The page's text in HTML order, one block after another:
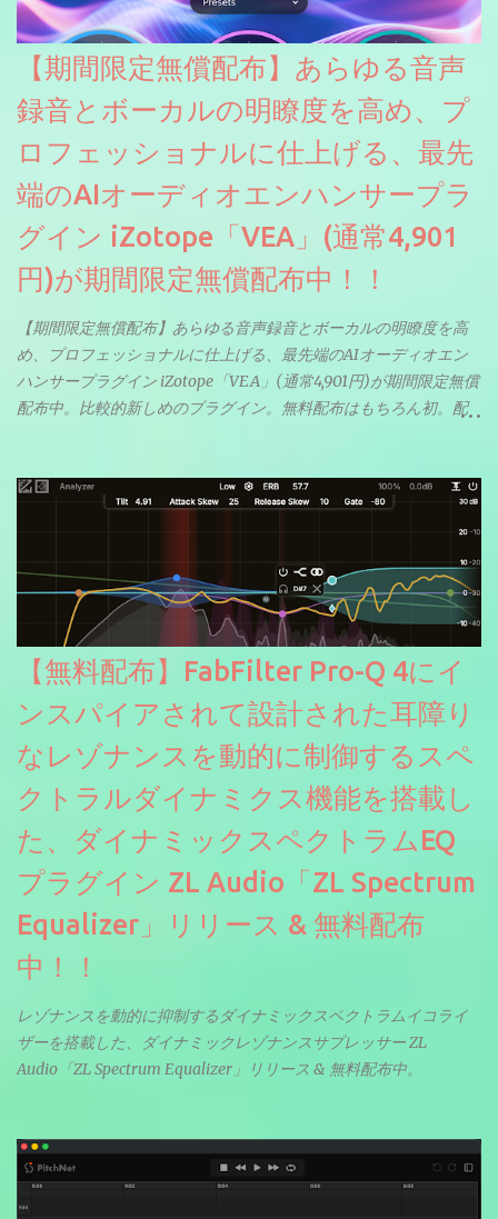
【期間限定無償配布】あらゆる音声
録音とボーカルの明瞭度を高め、プ
ロフェッショナルに仕上げる、最先
端のAIオーディオエンハンサープラ
グイン iZotope「VEA」(通常4,901
円)が期間限定無償配布中！！
【期間限定無償配布】あらゆる音声録音とボーカルの明瞭度を高
め、プロフェッショナルに仕上げる、最先端のAIオーディオエン
ハンサープラグイン iZotope「VEA」(通常4,901円)が期間限定無償
配布中。比較的新しめのプラグイン。無料配布はもちろん初。配
【無料配布】FabFilter Pro-Q 4にイ
ンスパイアされて設計された耳障り
なレゾナンスを動的に制御するスペ
クトラルダイナミクス機能を搭載し
た、ダイナミックスペクトラムEQ
プラグイン ZL Audio「ZL Spectrum
Equalizer」リリース & 無料配布
中！！
レゾナンスを動的に抑制するダイナミックスペクトラムイコライ
ザーを搭載した、ダイナミックレゾナンスサプレッサー ZL
Audio「ZL Spectrum Equalizer」リリース & 無料配布中。